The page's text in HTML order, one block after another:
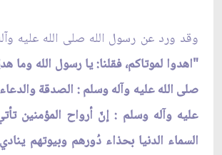
وقد ورد عن رسول الله صلى الله عليه
"اهدوا لموتاكم، فقلنا: يا رسول الله وما
صلى الله عليه وآله وسلم : الصدقة
عليه وآله وسلم : إنّ أرواح المؤمنين
السماء الدنيا بحذاء دُورهم وبيوتهم